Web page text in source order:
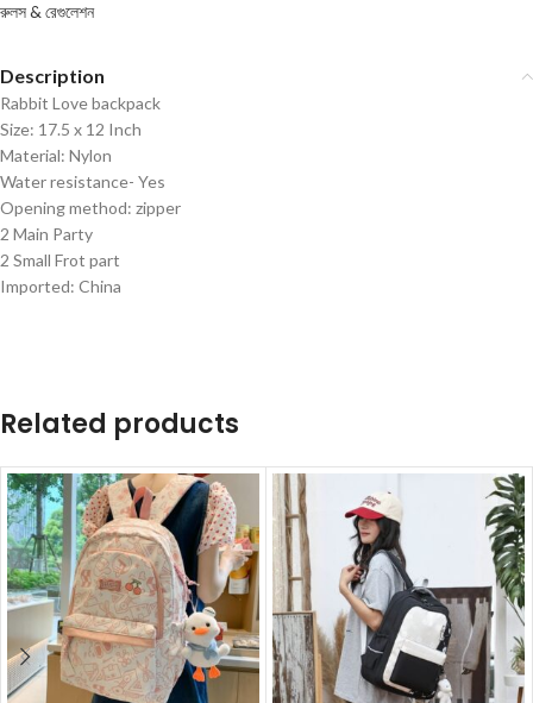
রুলস & রেগুলেশন
Description
Rabbit Love backpack
Size: 17.5 x 12 Inch
Material: Nylon
Water resistance- Yes
Opening method: zipper
2 Main Party
2 Small Frot part
Imported: China
Related products